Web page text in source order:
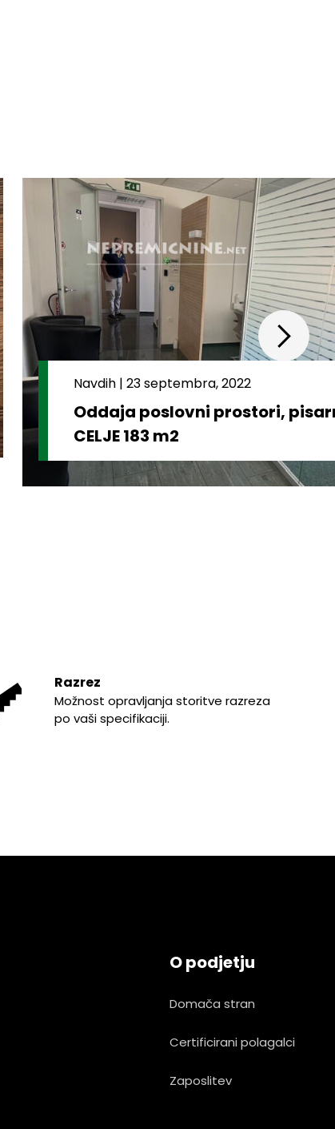
Navdih |23 septembra, 2022
Oddaja poslovni prostori,
CELJE 183 m2
Razrez
Možnost opravljanja storitve razreza
po vaši specifikaciji.
O podjetju
Domača stran
Certificirani polagalci
Zaposlitev